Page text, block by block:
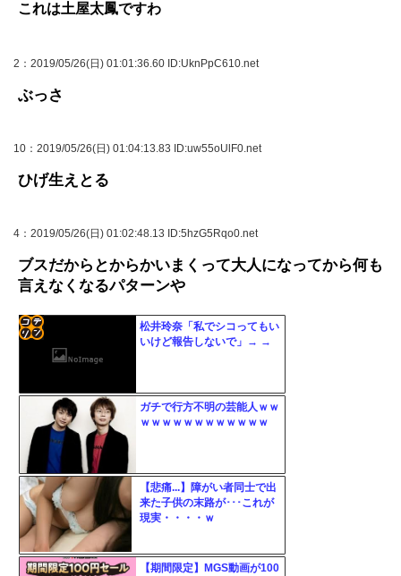
これは土屋太鳳ですわ
2 ：2019/05/26(日) 01:01:36.60 ID:UknPpC610.net
ぶっさ
10 ：2019/05/26(日) 01:04:13.83 ID:uw55oUlF0.net
ひげ生えとる
4 ：2019/05/26(日) 01:02:48.13 ID:5hzG5Rqo0.net
ブスだからとからかいまくって大人になってから何も
言えなくなるパターンや
松井玲奈「私でシコってもい
いけど報告しないで」→ →
ガチで行方不明の芸能人ｗｗ
ｗｗｗｗｗｗｗｗｗｗｗｗ
【悲痛...】障がい者同士で出
来た子供の末路が･･･これが
現実・・・・ｗ
【期間限定】MGS動画が100
定リ
ンク
自動
更新
ツー
ル